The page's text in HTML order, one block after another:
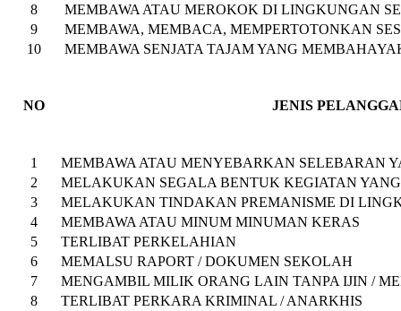
8
MEMBAWA ATAU MEROKOK DI LINGKUNGAN
9
MEMBAWA, MEMBACA, MEMPERTOTONKAN
10
MEMBAWA SENJATA TAJAM YANG
NO JENIS PELANGGAN
1
MEMBAWA ATAU MENYEBARKAN SELEBARAN
2
MELAKUKAN SEGALA BENTUK KEGIATAN
3
MELAKUKAN TINDAKAN PREMANISME DI
4
MEMBAWA ATAU MINUM MINUMAN KERAS
5
TERLIBAT PERKELAHIAN
6
MEMALSU RAPORT / DOKUMEN SEKOLAH
7
MENGAMBIL MILIK ORANG LAIN TANPA IJIN /
8
TERLIBAT PERKARA KRIMINAL / ANARKHIS